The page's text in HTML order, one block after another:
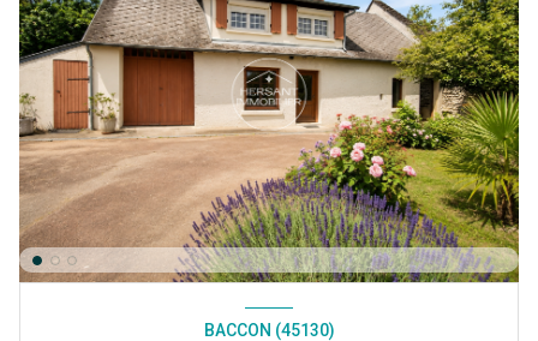
BACCON (45130)